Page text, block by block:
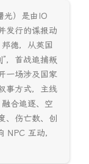
光）是由IO
发行的谍报动
德，从英国
，首战追捕叛
一场涉及国家
事方式，主线
合追逐、空
、伤亡数、创
NPC 互动，